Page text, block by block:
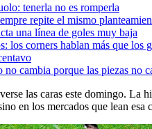
tenerla no es romperla
repite el mismo
una línea de goles muy baja
los corners hablan más que los
cambia porque las piezas no
las caras este domingo. La
en los mercados que lean esa